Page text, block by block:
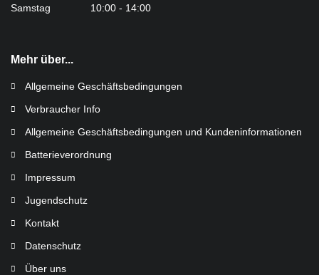
Samstag 10:00 - 14:00
Mehr über...
Allgemeine Geschäftsbedingungen
Verbraucher Info
Allgemeine Geschäftsbedingungen und Kundeninformationen
Batterieverordnung
Impressum
Jugendschutz
Kontakt
Datenschutz
Über uns